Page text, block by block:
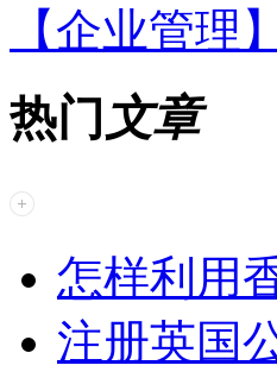
【企业管理
热门 文章
怎样利用
注册英国